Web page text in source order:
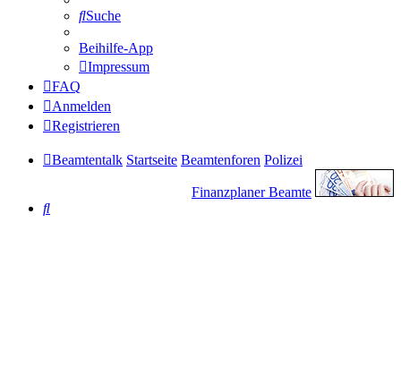
Suche
Beihilfe-App
Impressum
FAQ
Anmelden
Registrieren
Beamtentalk Startseite Beamtenforen Polizei
Finanzplaner Beamte
Suche